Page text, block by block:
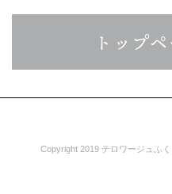
トップ
Copyright 2019 テロワージュふ